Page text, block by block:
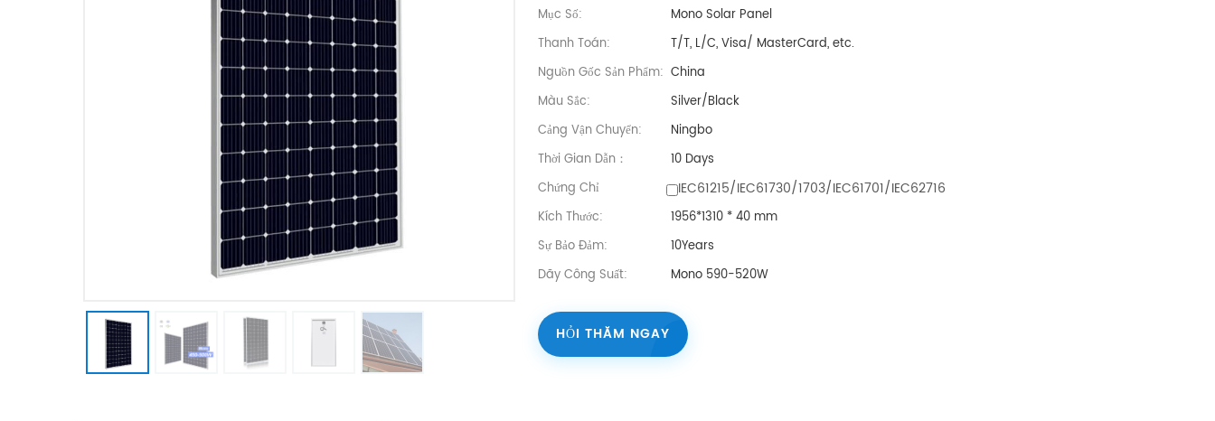
Mục Số:
Mono Solar Panel
Thanh Toán:
T/T, L/C, Visa/ MasterCard, etc.
Nguồn Gốc Sản Phẩm: China
Màu Sắc:
Silver/Black
Cảng Vận Chuyển:
Ningbo
Thời Gian Dẫn：
10 Days
Chứng Chỉ
IEC61215/IEC61730/1703/IEC61701/IEC62716
Kích Thước:
1956*1310 * 40 mm
Sự Bảo Đảm:
10Years
Dãy Công Suất:
Mono 590-520W
HỎI THĂM NGAY